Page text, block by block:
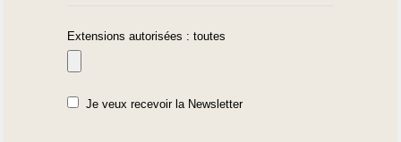
Extensions autorisées : toutes
Je veux recevoir la Newsletter